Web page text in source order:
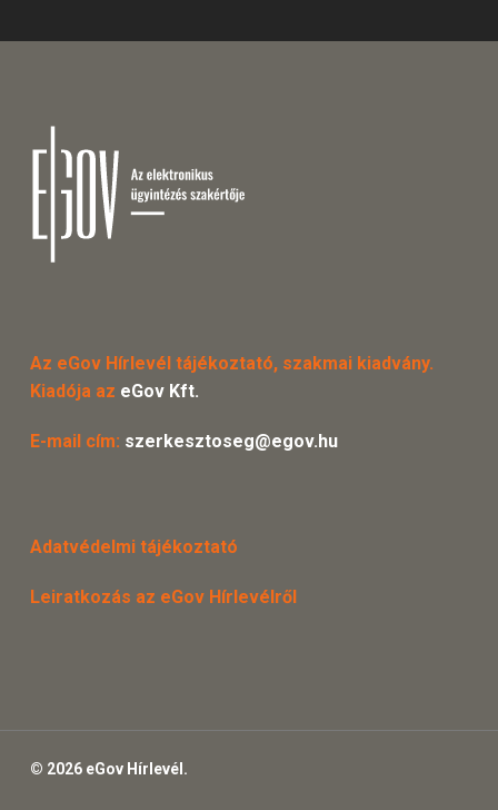
Az eGov Hírlevél tájékoztató, szakmai kiadvány.
Kiadója az eGov Kft.
E-mail cím: szerkesztoseg@egov.hu
Adatvédelmi tájékoztató
Leiratkozás az eGov Hírlevélről
© 2026 eGov Hírlevél.